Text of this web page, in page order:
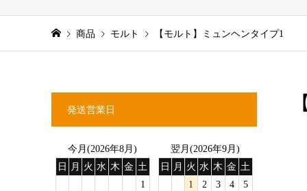
商品 モルト 【モルト】ミュンヘンタイプ1
発送営業日
今月(2026年8月)
日
月 火 水 木 金 土
1
翌月(2026年9月)
日
月 火 水 木 金 土
1
2 3 4
5